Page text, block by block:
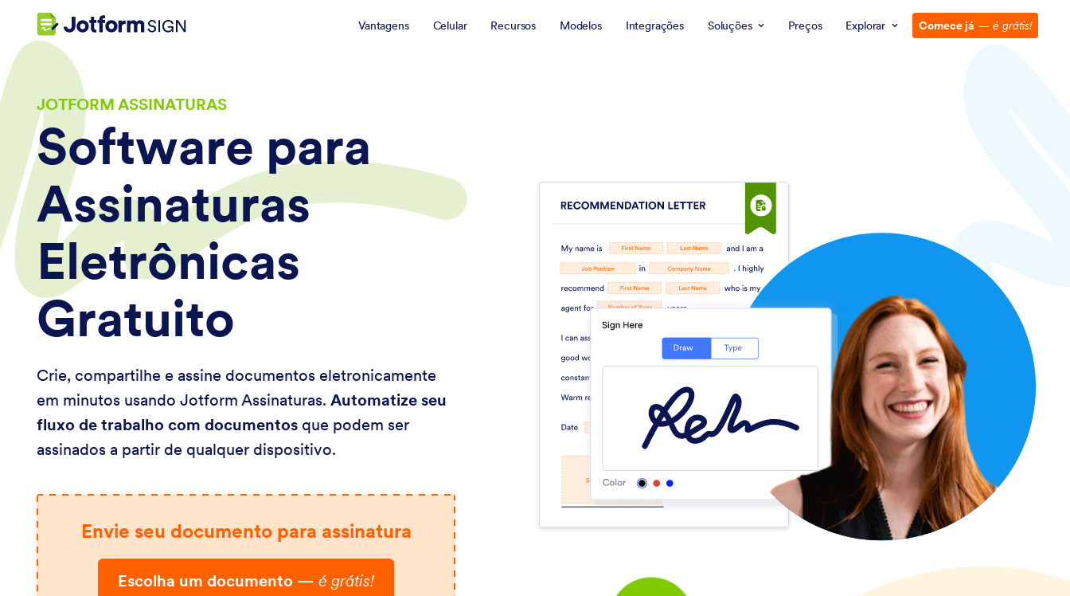
Vantagens Celular Recursos Modelos Integrações Soluções Preços Explorar Comece já — é grátis!
JOTFORM ASSINATURAS
Software para
Assinaturas
Eletrônicas
Gratuito
Crie, compartilhe e assine documentos eletronicamente
em minutos usando Jotform Assinaturas. Automatize seu
fluxo de trabalho com documentos que podem ser
assinados a partir de qualquer dispositivo.
Envie seu documento para assinatura
Escolha um documento — é grátis!